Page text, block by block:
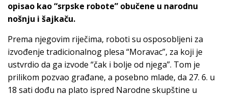
opisao kao “srpske robote” obučene u narodnu
nošnju i šajkaču.
Prema njegovim riječima, roboti su osposobljeni za
izvođenje tradicionalnog plesa “Moravac”, za koji je
ustvrdio da ga izvode “čak i bolje od njega”. Tom je
prilikom pozvao građane, a posebno mlade, da 27. 6. u
18 sati dođu na plato ispred Narodne skupštine u